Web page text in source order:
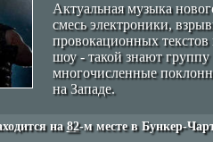
Актуальная музыка
смесь электроники,
провокационных текстов
шоу - такой знают
многочисленные
на Западе.
на82-м месте в Бункер-